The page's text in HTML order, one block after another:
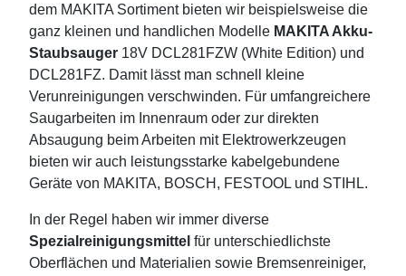
dem MAKITA Sortiment bieten wir beispielsweise die
ganz kleinen und handlichen Modelle MAKITA Akku-
Staubsauger 18V DCL281FZW (White Edition) und
DCL281FZ. Damit lässt man schnell kleine
Verunreinigungen verschwinden. Für umfangreichere
Saugarbeiten im Innenraum oder zur direkten
Absaugung beim Arbeiten mit Elektrowerkzeugen
bieten wir auch leistungsstarke kabelgebundene
Geräte von MAKITA, BOSCH, FESTOOL und STIHL.
In der Regel haben wir immer diverse
Spezialreinigungsmittel für unterschiedlichste
Oberflächen und Materialien sowie Bremsenreiniger,